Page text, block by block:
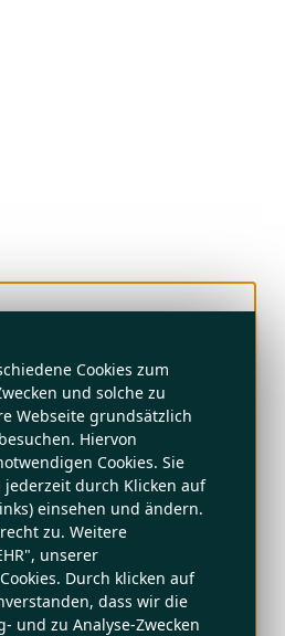
Cookies zum
und solche zu
Webseite grundsätzlich
Hiervon
Cookies. Sie
durch Klicken auf
einsehen und ändern.
zu. Weitere
unserer
Durch klicken auf
dass wir die
und zu Analyse-Zwecken